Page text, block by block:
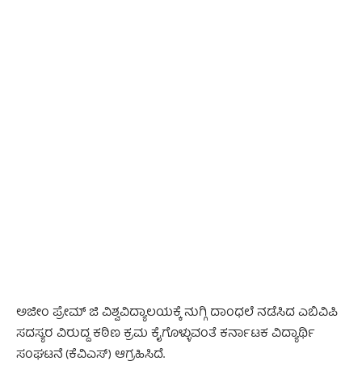
ಅಜೀಂ ಪ್ರೇಮ್‌ ಜಿ ವಿಶ್ವವಿದ್ಯಾಲಯಕ್ಕೆ ನುಗ್ಗಿ ದಾಂಧಲೆ ನಡೆಸಿದ ಎಬಿವಿಪಿ
ಸದಸ್ಯರ ವಿರುದ್ದ ಕಠಿಣ ಕ್ರಮ ಕೈಗೊಳ್ಳುವಂತೆ ಕರ್ನಾಟಕ ವಿದ್ಯಾರ್ಥಿ
ಸಂಘಟನೆ (ಕೆವಿಎಸ್‌) ಆಗ್ರಹಿಸಿದೆ.